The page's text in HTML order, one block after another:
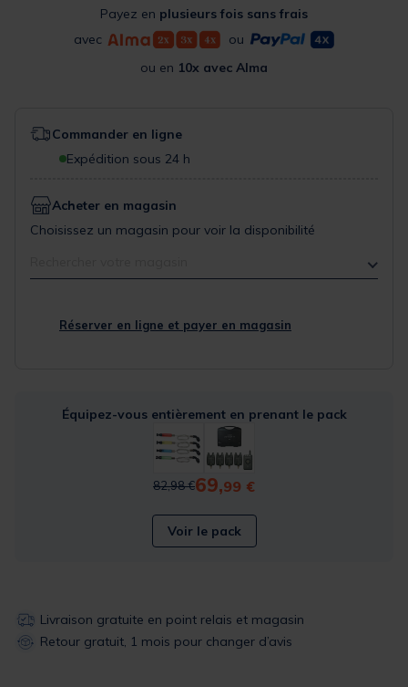
Payez en plusieurs fois sans frais
avec
ou
ou en 10x avec Alma
Commander en ligne
Expédition sous 24 h
Acheter en magasin
Choisissez un magasin pour voir la disponibilité
Réserver en ligne et payer en magasin
Équipez-vous entièrement en prenant le pack
Price reduced from
82,98 €to
69,99 €
Voir le pack
Livraison gratuite en point relais et magasin
Retour gratuit, 1 mois pour changer d’avis